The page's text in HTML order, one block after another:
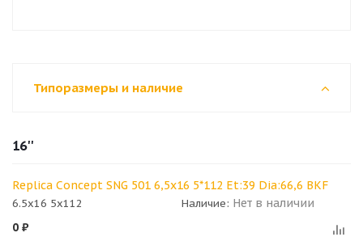
Типоразмеры и наличие
16''
Replica Concept SNG 501 6,5x16 5*112 Et:39 Dia:66,6 BKF
6.5x16 5x112 Наличие: Нет в наличии
0 ₽